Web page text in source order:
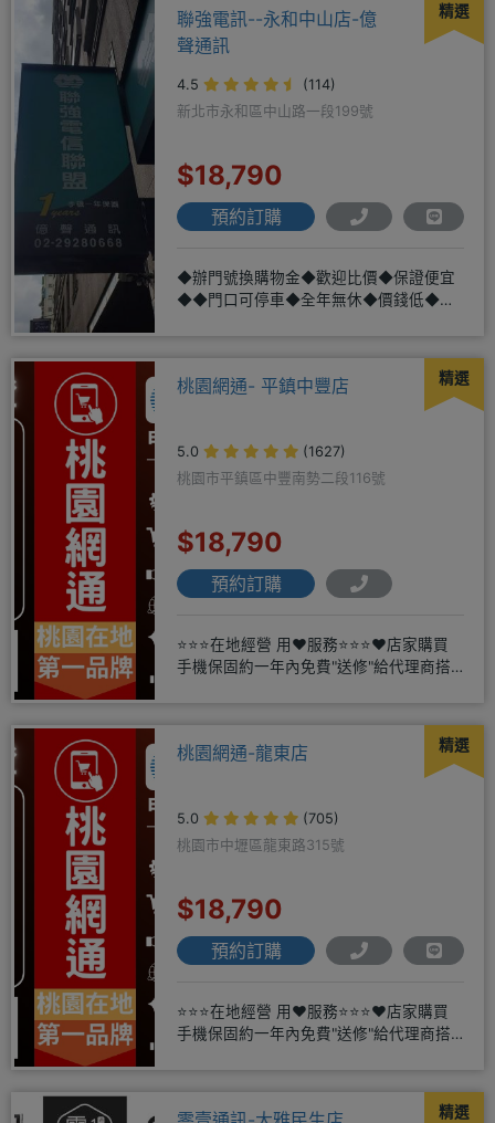
精選
聯強電訊--永和中山店-億
聲通訊
4.5
(114)
新北市永和區中山路一段199號
$18,790
預約訂購
◆辦門號換購物金◆歡迎比價◆保證便宜
◆◆門口可停車◆全年無休◆價錢低◆服
精選
桃園網通- 平鎮中豐店
5.0
(1627)
桃園市平鎮區中豐南勢二段116號
$18,790
預約訂購
⭐⭐⭐在地經營 用❤️服務⭐⭐⭐❤️店家購買
手機保固約一年內免費"送修"給代理商搭
精選
桃園網通-龍東店
5.0
(705)
桃園市中壢區龍東路315號
$18,790
預約訂購
⭐⭐⭐在地經營 用❤️服務⭐⭐⭐❤️店家購買
手機保固約一年內免費"送修"給代理商搭
精選